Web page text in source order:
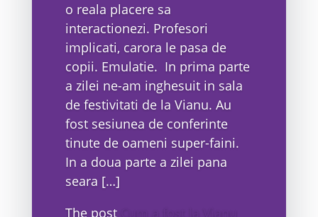
o reala placere sa
interactionezi. Profesori
implicati, carora le pasa de
copii. Emulatie. In prima parte
a zilei ne-am inghesuit in sala
de festivitati de la Vianu. Au
fost sesiunea de conferinte
tinute de oameni super-faini.
In a doua parte a zilei pana
seara […]
The post